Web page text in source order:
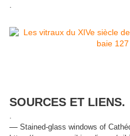
SOURCES ET LIENS.
.
— Stained-glass windows of